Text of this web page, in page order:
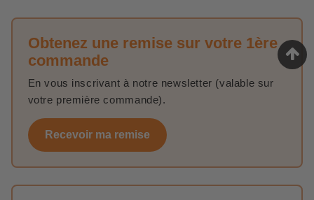
Obtenez une remise sur votre 1ère
commande
En vous inscrivant à notre newsletter (valable sur
votre première commande).
Recevoir ma remise